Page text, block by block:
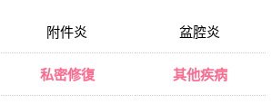
附件炎 盆腔炎
私密修復 其他疾病